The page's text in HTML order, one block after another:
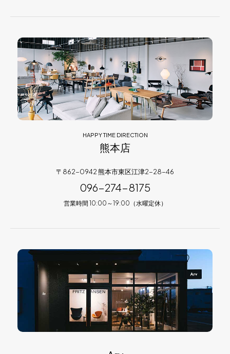
HAPPY TIME DIRECTION
熊本店
〒862-0942 熊本市東区江津2-28-46
096-274-8175
営業時間 10:00～19:00（水曜定休）